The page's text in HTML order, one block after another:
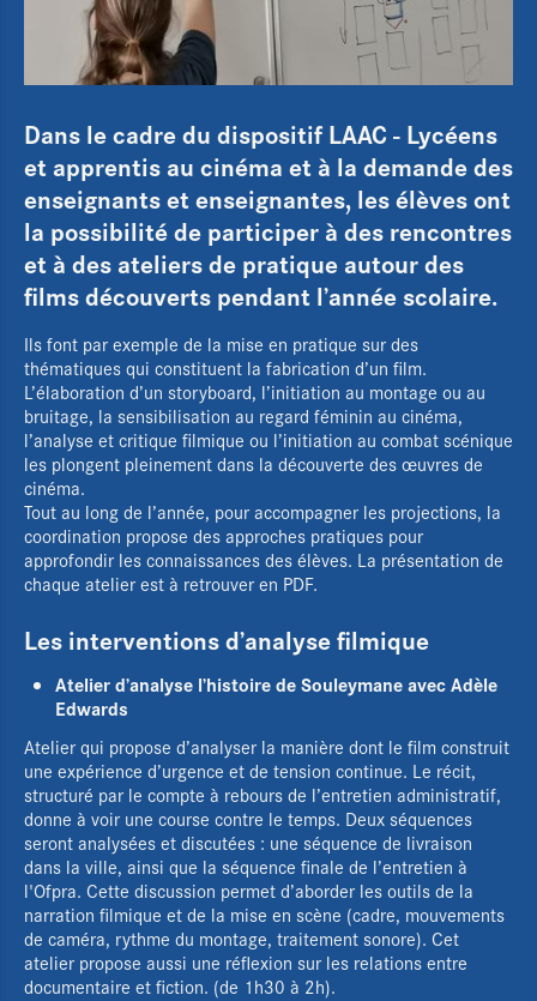
Dans le cadre du dispositif LAAC - Lycéens
et apprentis au cinéma et à la demande des
enseignants et enseignantes, les élèves ont
la possibilité de participer à des rencontres
et à des ateliers de pratique autour des
films découverts pendant l’année scolaire.
Ils font par exemple de la mise en pratique sur des
thématiques qui constituent la fabrication d’un film.
L’élaboration d’un storyboard, l’initiation au montage ou au
bruitage, la sensibilisation au regard féminin au cinéma,
l’analyse et critique filmique ou l’initiation au combat scénique
les plongent pleinement dans la découverte des œuvres de
cinéma.
Tout au long de l’année, pour accompagner les projections, la
coordination propose des approches pratiques pour
approfondir les connaissances des élèves. La présentation de
chaque atelier est à retrouver en PDF.
Les interventions d’analyse filmique
Atelier d’analyse l’histoire de Souleymane avec Adèle
Edwards
Atelier qui propose d’analyser la manière dont le film construit
une expérience d’urgence et de tension continue. Le récit,
structuré par le compte à rebours de l’entretien administratif,
donne à voir une course contre le temps. Deux séquences
seront analysées et discutées : une séquence de livraison
dans la ville, ainsi que la séquence finale de l’entretien à
l'Ofpra. Cette discussion permet d’aborder les outils de la
narration filmique et de la mise en scène (cadre, mouvements
de caméra, rythme du montage, traitement sonore). Cet
atelier propose aussi une réflexion sur les relations entre
documentaire et fiction. (de 1h30 à 2h).